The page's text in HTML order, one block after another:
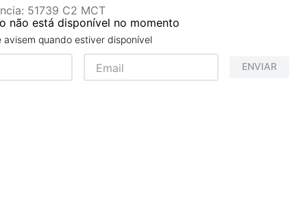
: 51739 C2 MCT
não está disponível no momento
avisem quando estiver disponível
ENVIAR